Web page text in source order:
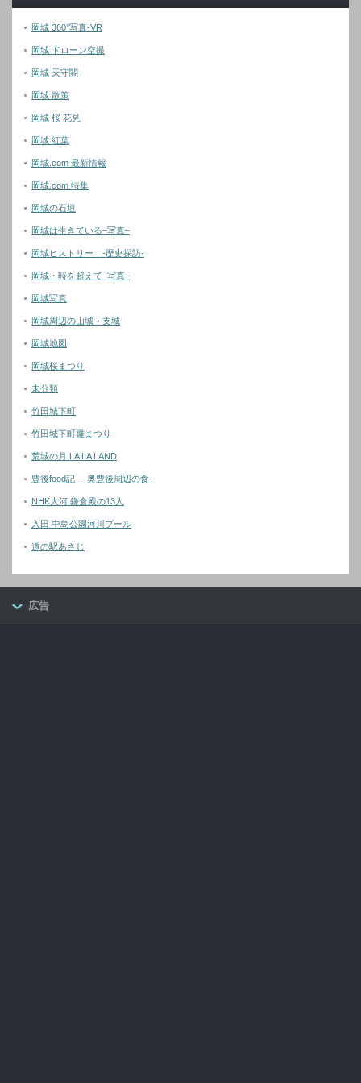
岡城 360°写真-VR
岡城 ドローン空撮
岡城 天守閣
岡城 散策
岡城 桜 花見
岡城 紅葉
岡城.com 最新情報
岡城.com 特集
岡城の石垣
岡城は生きている–写真–
岡城ヒストリー -歴史探訪-
岡城・時を超えて–写真–
岡城写真
岡城周辺の山城・支城
岡城地図
岡城桜まつり
未分類
竹田城下町
竹田城下町雛まつり
荒城の月 LA LA LAND
豊後food記 -奥豊後周辺の食-
NHK大河 鎌倉殿の13人
入田 中島公園河川プール
道の駅あさじ
広告